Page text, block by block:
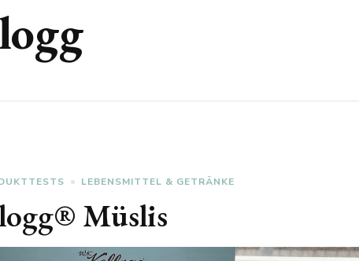
LEBENSMITTEL & GETRÄNKE
Müslis